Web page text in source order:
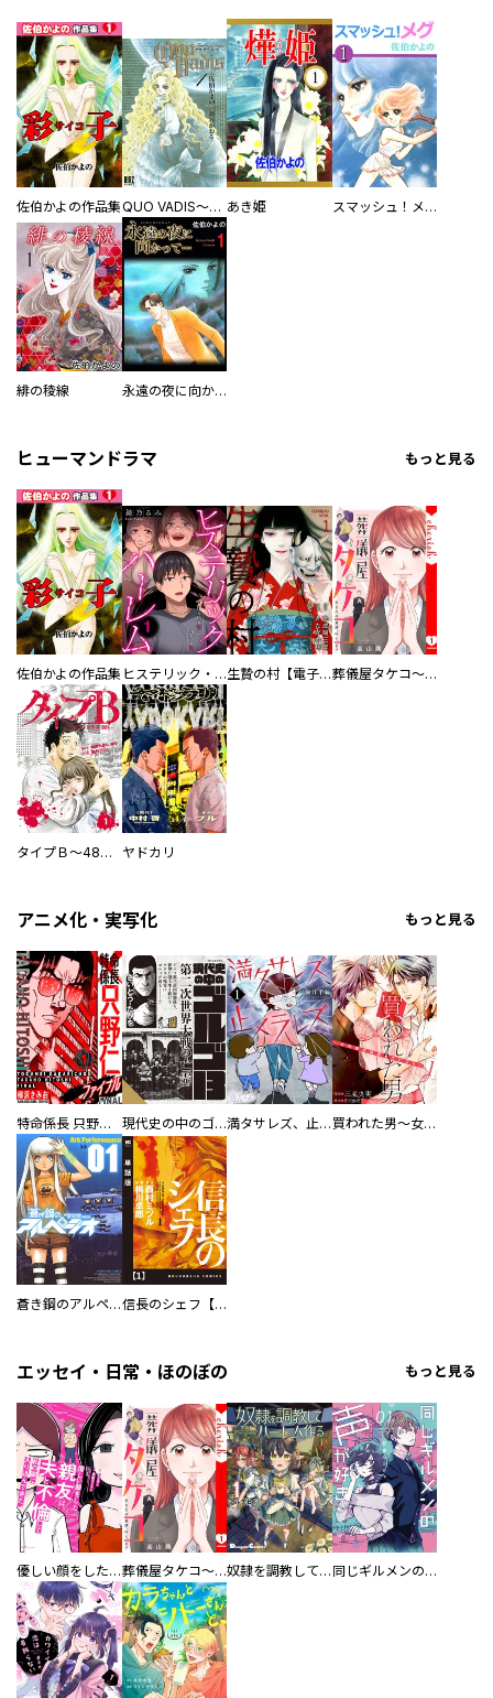
佐伯かよの作品集 QUO VADIS～クオ・ヴァディス～ あき姫 スマッシュ！メグ
緋の稜線 永遠の夜に向かって…
ヒューマンドラマ もっと見る
佐伯かよの作品集 ヒステリック・ハーレム～搾られる男と堕ちる女～【電子単行本版】 生贄の村【電子単行本版】 葬儀屋タケコ～あなたの最期、叶えます【電子単行本版】
タイプＢ～48時間後、致死率100％～【単話】 ヤドカリ
アニメ化・実写化 もっと見る
特命係長 只野仁ファイナル 愛蔵版 現代史の中のゴルゴ13 満タサレズ、止メラレズ 買われた男～女性限定快感セラピスト～【描き下ろしおまけ付き特装版】
蒼き鋼のアルペジオ 信長のシェフ【単話版】
エッセイ・日常・ほのぼの もっと見る
優しい顔をした親友は、夫と不倫して私の家に入り込んできた。 葬儀屋タケコ～あなたの最期、叶えます【電子単行本版】 奴隷を調教してハーレム作る 同じギルメンの声が好き